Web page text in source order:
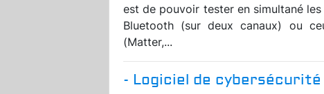
est de pouvoir tester en simultané
Bluetooth (sur deux canaux) ou
(Matter,...
- Logiciel de cybersécurité